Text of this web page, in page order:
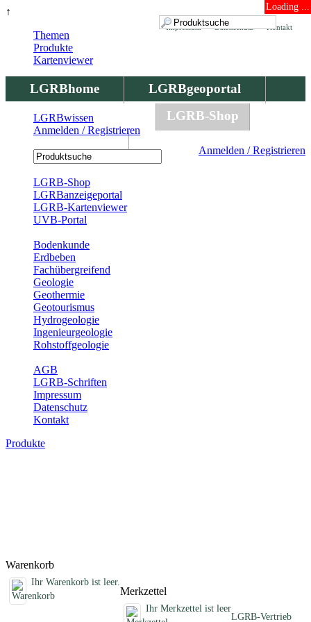
↑ Loading ...
Kontakt
Datenschutz
Impressum
LGRBhome
LGRBgeoportal
LGRBbohrungen
LGRB-Shop
Anmelden / Registrieren
Themen
Produkte
Kartenviewer
LGRBwissen
Anmelden / Registrieren
LGRB-Shop
LGRBanzeigeportal
LGRB-Kartenviewer
UVB-Portal
Bodenkunde
Erdbeben
Fachübergreifend
Geologie
Geothermie
Geotourismus
Hydrogeologie
Ingenieurgeologie
Rohstoffgeologie
AGB
LGRB-Schriften
Impressum
Datenschutz
Kontakt
Produkte
Warenkorb
Ihr Warenkorb ist leer.
Merkzettel
Ihr Merkzettel ist leer
LGRB-Vertrieb